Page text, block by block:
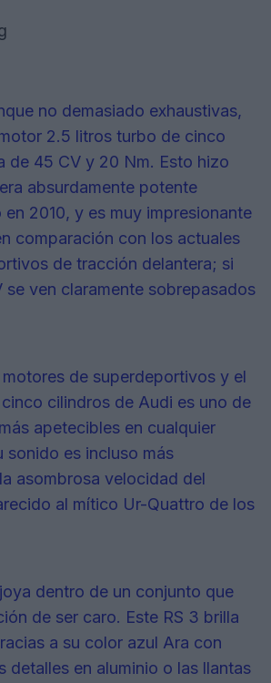
no demasiado exhaustivas,
2.5 litros turbo de cinco
de 45 CV y 20 Nm. Esto hizo
absurdamente potente
2010, y es muy impresionante
comparación con los actuales
de tracción delantera; si
se ven claramente sobrepasados
de superdeportivos y el
cilindros de Audi es uno de
apetecibles en cualquier
sonido es incluso más
asombrosa velocidad del
al mítico Ur-Quattro de los
dentro de un conjunto que
de ser caro. Este RS 3 brilla
a su color azul Ara con
detalles en aluminio o las llantas